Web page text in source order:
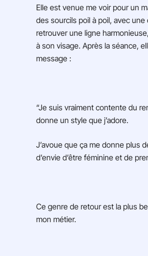
Elle est venue me voir pour un
des sourcils poil à poil, avec une
retrouver une ligne
à son visage. Après la séance,
message :
“Je suis vraiment contente du
donne un style que j’adore.
J’avoue que ça me donne plus
d’envie d’être féminine et de
Ce genre de retour est la plus
mon métier.